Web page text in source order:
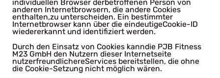
individuellen Browser derbetroffenen Person von
anderen Internetbrowsern, die andere Cookies
enthalten,zu unterscheiden. Ein bestimmter
Internetbrowser kann über die eindeutigeCookie-ID
wiedererkannt und identifiziert werden.
Durch den Einsatz von Cookies kanndie PJB Fitness
M23 GmbH den Nutzern dieser Internetseite
nutzerfreundlichereServices bereitstellen, die ohne
die Cookie-Setzung nicht möglich wären.